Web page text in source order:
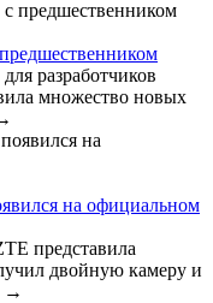
разработчиков
множество новых
на официальном
представила
двойную камеру и
→